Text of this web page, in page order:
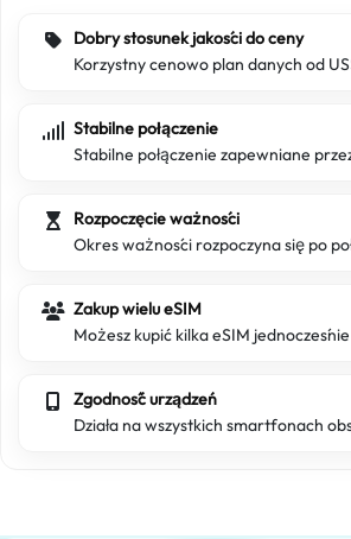
Dobry stosunek jakości do ceny
Korzystny cenowo plan danych od
Stabilne połączenie
Stabilne połączenie zapewniane
Rozpoczęcie ważności
Okres ważności rozpoczyna się po
Zakup wielu eSIM
Możesz kupić kilka eSIM
Zgodność urządzeń
Działa na wszystkich smartfonach